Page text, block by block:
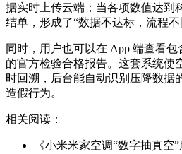
据实时上传云端；当各项数值达到
结单，形成了“数据不达标，流程不
同时，用户也可以在 App 端查看
的官方检验合格报告。这套系统使
时回溯，后台能自动识别压降数据
造假行为。
相关阅读：
《小米米家空调“数字抽真空